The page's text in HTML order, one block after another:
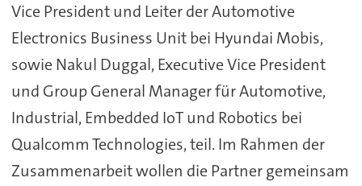
Vice President und Leiter der Automotive
Electronics Business Unit bei Hyundai Mobis,
sowie Nakul Duggal, Executive Vice President
und Group General Manager für Automotive,
Industrial, Embedded IoT und Robotics bei
Qualcomm Technologies, teil. Im Rahmen der
Zusammenarbeit wollen die Partner gemeinsam